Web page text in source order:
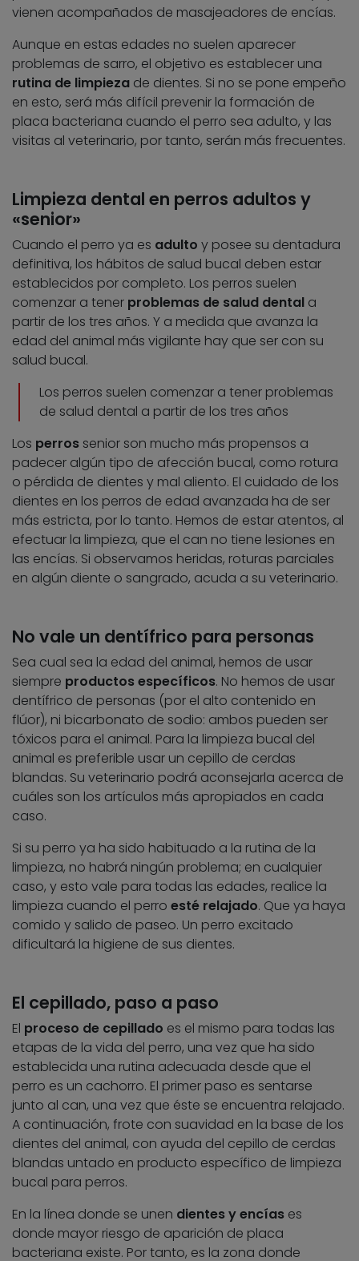
vienen acompañados de masajeadores de encías.
Aunque en estas edades no suelen aparecer
problemas de sarro, el objetivo es establecer una
rutina de limpieza de dientes. Si no se pone empeño
en esto, será más difícil prevenir la formación de
placa bacteriana cuando el perro sea adulto, y las
visitas al veterinario, por tanto, serán más frecuentes.
Limpieza dental en perros adultos y
«senior»
Cuando el perro ya es adulto y posee su dentadura
definitiva, los hábitos de salud bucal deben estar
establecidos por completo. Los perros suelen
comenzar a tener problemas de salud dental a
partir de los tres años. Y a medida que avanza la
edad del animal más vigilante hay que ser con su
salud bucal.
Los perros suelen comenzar a tener problemas
de salud dental a partir de los tres años
Los perros senior son mucho más propensos a
padecer algún tipo de afección bucal, como rotura
o pérdida de dientes y mal aliento. El cuidado de los
dientes en los perros de edad avanzada ha de ser
más estricta, por lo tanto. Hemos de estar atentos, al
efectuar la limpieza, que el can no tiene lesiones en
las encías. Si observamos heridas, roturas parciales
en algún diente o sangrado, acuda a su veterinario.
No vale un dentífrico para personas
Sea cual sea la edad del animal, hemos de usar
siempre productos específicos. No hemos de usar
dentífrico de personas (por el alto contenido en
flúor), ni bicarbonato de sodio: ambos pueden ser
tóxicos para el animal. Para la limpieza bucal del
animal es preferible usar un cepillo de cerdas
blandas. Su veterinario podrá aconsejarla acerca de
cuáles son los artículos más apropiados en cada
caso.
Si su perro ya ha sido habituado a la rutina de la
limpieza, no habrá ningún problema; en cualquier
caso, y esto vale para todas las edades, realice la
limpieza cuando el perro esté relajado. Que ya haya
comido y salido de paseo. Un perro excitado
dificultará la higiene de sus dientes.
El cepillado, paso a paso
El proceso de cepillado es el mismo para todas las
etapas de la vida del perro, una vez que ha sido
establecida una rutina adecuada desde que el
perro es un cachorro. El primer paso es sentarse
junto al can, una vez que éste se encuentra relajado.
A continuación, frote con suavidad en la base de los
dientes del animal, con ayuda del cepillo de cerdas
blandas untado en producto específico de limpieza
bucal para perros.
En la línea donde se unen dientes y encías es
donde mayor riesgo de aparición de placa
bacteriana existe. Por tanto, es la zona donde